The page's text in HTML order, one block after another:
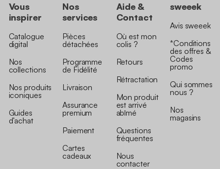
Vous
inspirer
Catalogue
digital
Nos
collections
Nos produits
iconiques
Guides
d’achat
Nos
services
Pièces
détachées
Programme
de Fidélité
Livraison
Assurance
premium
Paiement
Cartes
cadeaux
Aide &
Contact
Où est mon
colis ?
Retours
Rétractation
Mon produit
est arrivé
abîmé
Questions
fréquentes
Nous
contacter
sweeek
Avis sweeek
*Conditions
des offres &
Codes
promo
Qui sommes
nous ?
Nos
magasins